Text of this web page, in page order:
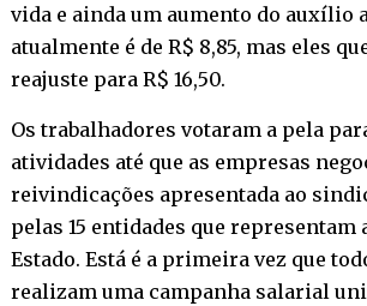
vida e ainda um aumento do auxílio
atualmente é de R$ 8,85, mas eles
reajuste para R$ 16,50.
Os trabalhadores votaram a pela
atividades até que as empresas
reivindicações apresentada ao
pelas 15 entidades que representam
Estado. Está é a primeira vez que
realizam uma campanha salarial